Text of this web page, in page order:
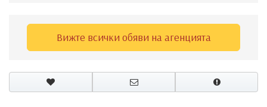
Вижте всички обяви на агенцията